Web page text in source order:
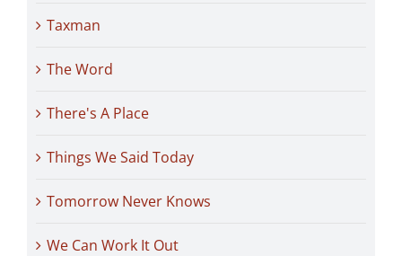
Taxman
The Word
There's A Place
Things We Said Today
Tomorrow Never Knows
We Can Work It Out